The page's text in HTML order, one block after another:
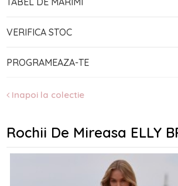
VERIFICA STOC
PROGRAMEAZA-TE
Inapoi la colectie
Rochii De Mireasa ELLY